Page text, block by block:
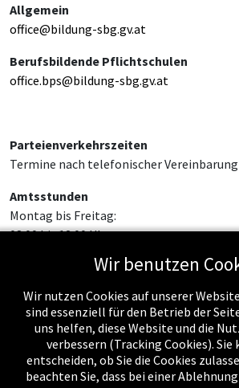
Allgemein
office@bildung-sbg.gv.at
Berufsbildende Pflichtschulen
office.bps@bildung-sbg.gv.at
Parteienverkehrszeiten
Termine nach telefonischer Vereinbarung
Amtsstunden
Montag bis Freitag:
08:00 bis 12:00 Uhr
Wir benutzen
Wir nutzen Cookies auf unserer
sind essenziell für den Betrieb der
uns helfen, diese Website und die
verbessern (Tracking Cookies).
entscheiden, ob Sie die Cookies
beachten Sie, dass bei einer